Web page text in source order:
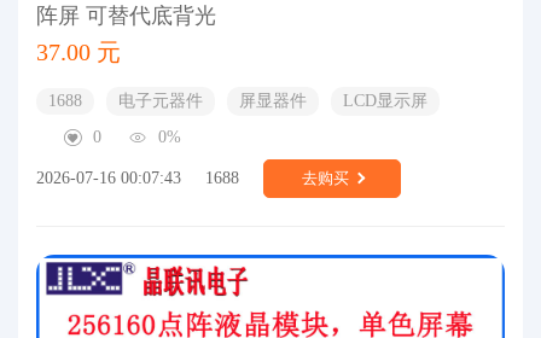
阵屏 可替代底背光
37.00 元
1688 电子元器件 屏显器件
LCD显示屏
0
0%
2026-07-16 00:07:43 1688 去购买